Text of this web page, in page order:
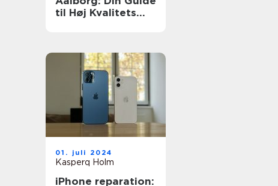
til Høj Kvalitets
01. juli 2024
Kasperq Holm
iPhone reparation: